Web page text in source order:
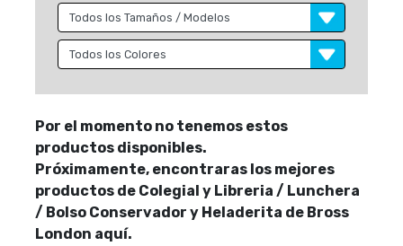
Por el momento no tenemos estos
productos disponibles.
Próximamente, encontraras los mejores
productos de Colegial y Libreria / Lunchera
/ Bolso Conservador y Heladerita de Bross
London aquí.